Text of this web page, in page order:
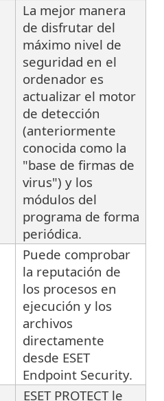
La mejor manera
de disfrutar del
máximo nivel de
seguridad en el
ordenador es
actualizar el motor
de detección
(anteriormente
conocida como la
"base de firmas de
virus") y los
módulos del
programa de forma
periódica.
Puede comprobar
la reputación de
los procesos en
ejecución y los
archivos
directamente
desde ESET
Endpoint Security.
ESET PROTECT le